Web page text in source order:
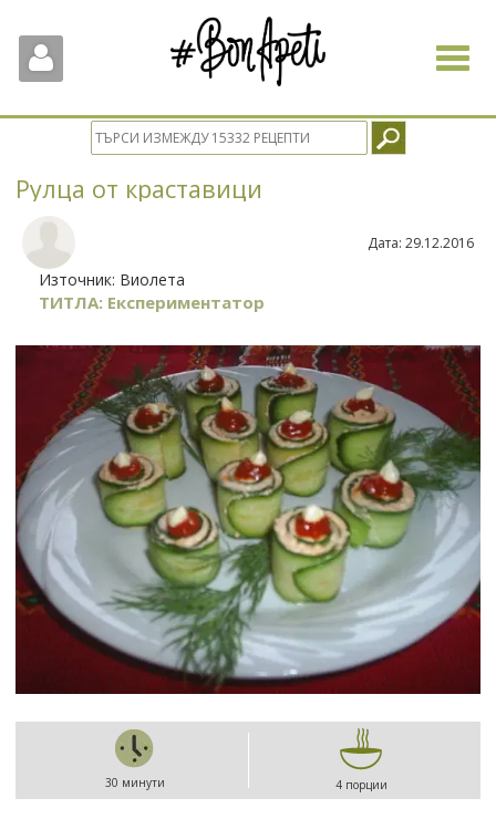
Toggle
Рулца от краставици
Източник: Виолета
ТИТЛА: Експериментатор
Дата: 29.12.2016
30 минути 4 порции